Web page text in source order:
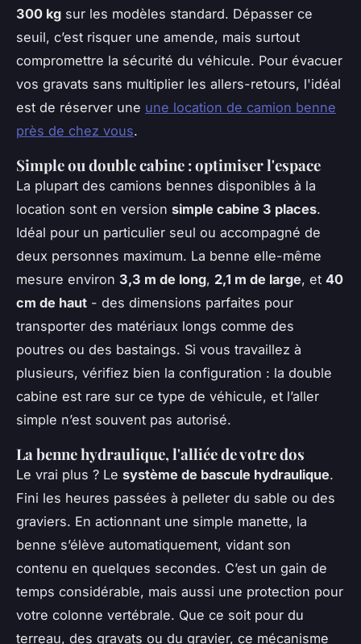
300 kg sur les modèles standard. Dépasser ce
seuil, c’est risquer une amende, mais surtout
compromettre la sécurité du véhicule. Pour évacuer
vos gravats sans multiplier les allers-retours, l'idéal
est de réserver une une location de camion benne
près de chez vous.
Simple ou double cabine : optimiser l'espace
La plupart des camions bennes disponibles à la
location sont en version simple cabine 3 places.
Idéal pour un particulier seul ou accompagné de
deux personnes maximum. La benne elle-même
mesure environ 3,3 m de long, 2,1 m de large, et 40
cm de haut - des dimensions parfaites pour
transporter des matériaux longs comme des
poutres ou des bastaings. Si vous travaillez à
plusieurs, vérifiez bien la configuration : la double
cabine est rare sur ce type de véhicule, et l’aller
simple n’est souvent pas autorisé.
La benne hydraulique, l'alliée de votre dos
Le vrai plus ? Le système de bascule hydraulique.
Fini les heures passées à pelleter du sable ou des
graviers. En actionnant une simple manette, la
benne s’élève automatiquement, vidant son
contenu en quelques secondes. C’est un gain de
temps considérable, mais aussi une protection pour
votre colonne vertébrale. Que ce soit pour du
terreau, des gravats ou du gravier, ce mécanisme